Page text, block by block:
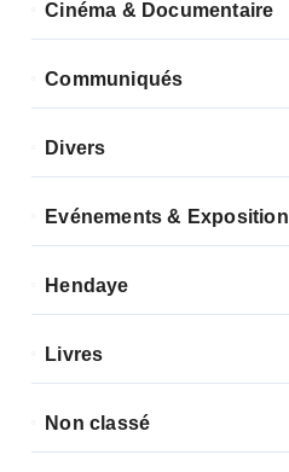
Cinéma & Documentaire
Communiqués
Divers
Evénements &
Hendaye
Livres
Non classé